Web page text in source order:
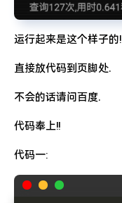
运行起来是这个样子的!
直接放代码到页脚处.
不会的话请问百度.
代码奉上!!
代码一: